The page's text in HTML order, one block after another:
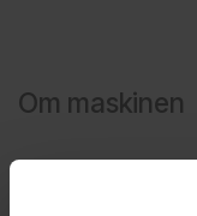
Om maskinen
Mikroturn